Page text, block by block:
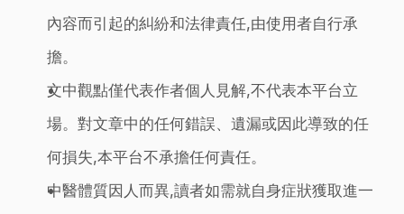
內容而引起的糾紛和法律責任,由使用者自行承
擔。
文中觀點僅代表作者個人見解,不代表本平台立
場。對文章中的任何錯誤、遺漏或因此導致的任
何損失,本平台不承擔任何責任。
中醫體質因人而異,讀者如需就自身症狀獲取進一